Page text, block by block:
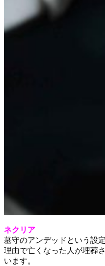
ネクリア
墓守のアンデッドという設
理由で亡くなった人が埋葬
います。